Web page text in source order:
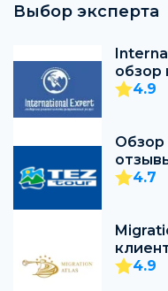
Выбор эксперта
обзор
4.9
Обзор
4.7
4.9